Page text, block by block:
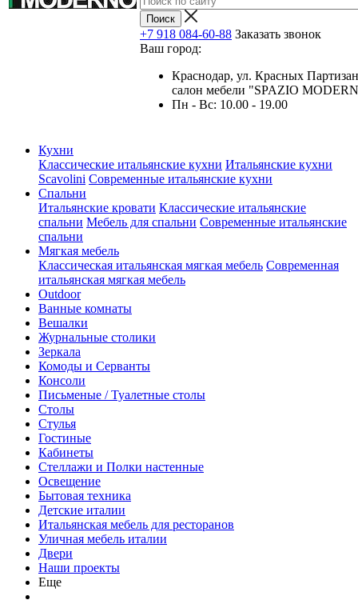
+7 918 084-60-88 Заказать звонок
Ваш город:
Краснодар, ул. Красных
салон мебели "SPAZIO
Пн - Вс: 10.00 - 19.00
Кухни
Классические итальянские кухни Итальянские кухни
Scavolini Современные итальянские кухни
Спальни
Итальянские кровати Классические итальянские
спальни Мебель для спальни Современные итальянские
спальни
Мягкая мебель
Классическая итальянская мягкая мебель Современная
итальянская мягкая мебель
Outdoor
Ванные комнаты
Вешалки
Журнальные столики
Зеркала
Комоды и Серванты
Консоли
Письменые / Туалетные столы
Столы
Стулья
Гостиные
Кабинеты
Стеллажи и Полки настенные
Освещение
Бытовая техника
Детские италии
Итальянская мебель для ресторанов
Уличная мебель италии
Двери
Наши проекты
Еще